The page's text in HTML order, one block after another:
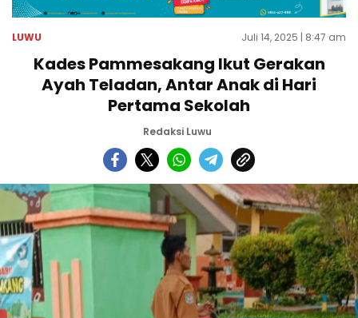
LUWU Juli 14, 2025 | 8:47 am
Kades Pammesakang Ikut Gerakan
Ayah Teladan, Antar Anak di Hari
Pertama Sekolah
Redaksi Luwu